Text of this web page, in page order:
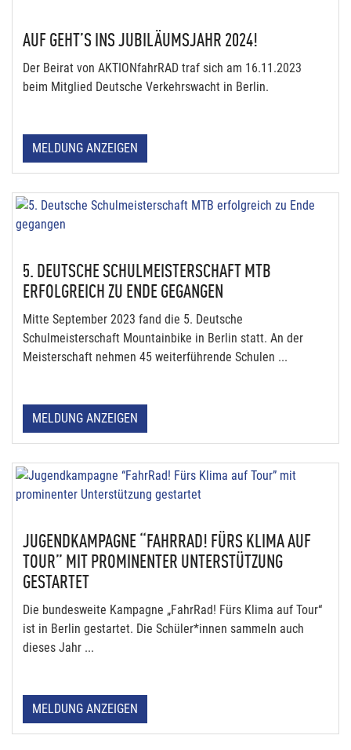
AUF GEHT’S INS JUBILÄUMSJAHR 2024!
Der Beirat von AKTIONfahrRAD traf sich am 16.11.2023
beim Mitglied Deutsche Verkehrswacht in Berlin.
MELDUNG ANZEIGEN
5. DEUTSCHE SCHULMEISTERSCHAFT MTB
ERFOLGREICH ZU ENDE GEGANGEN
Mitte September 2023 fand die 5. Deutsche
Schulmeisterschaft Mountainbike in Berlin statt. An der
Meisterschaft nehmen 45 weiterführende Schulen ...
MELDUNG ANZEIGEN
JUGENDKAMPAGNE “FAHRRAD! FÜRS KLIMA AUF
TOUR” MIT PROMINENTER UNTERSTÜTZUNG
GESTARTET
Die bundesweite Kampagne „FahrRad! Fürs Klima auf Tour“
ist in Berlin gestartet. Die Schüler*innen sammeln auch
dieses Jahr ...
MELDUNG ANZEIGEN